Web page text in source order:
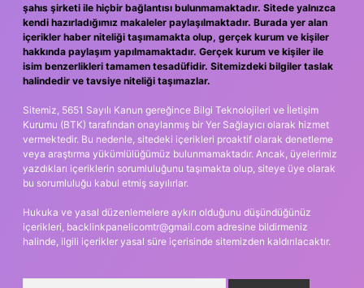
şahıs şirketi ile hiçbir bağlantısı bulunmamaktadır. Sitede yalnızca
kendi hazırladığımız makaleler paylaşılmaktadır. Burada yer alan
içerikler haber niteliği taşımamakta olup, gerçek kurum ve kişiler
hakkında paylaşım yapılmamaktadır. Gerçek kurum ve kişiler ile
isim benzerlikleri tamamen tesadüfidir. Sitemizdeki bilgiler taslak
halindedir ve tavsiye niteliği taşımazlar.
Sitemiz, 5651 Sayılı Kanun gereğince Bilgi Teknolojileri ve İletişim
Kurumu (BTK) tarafından onaylanmış bir Yer Sağlayıcı olarak hizmet
vermektedir. Bu nedenle, sitedeki içerikleri proaktif olarak denetleme
veya araştırma yükümlülüğümüz bulunmamaktadır. Ancak, üyelerimiz
yazdıkları içeriklerin sorumluluğunu taşımakta olup, siteye üye olarak
bu sorumluluğu kabul etmiş sayılırlar.
Hukuka ve yasal düzenlemelere aykırı olduğunu düşündüğünüz
içerikleri, backlinkpanelicomtr@gmail.com adresine bildirmeniz
halinde, ilgili içerikler yasal süre içerisinde sitemizden kaldırılacaktır.